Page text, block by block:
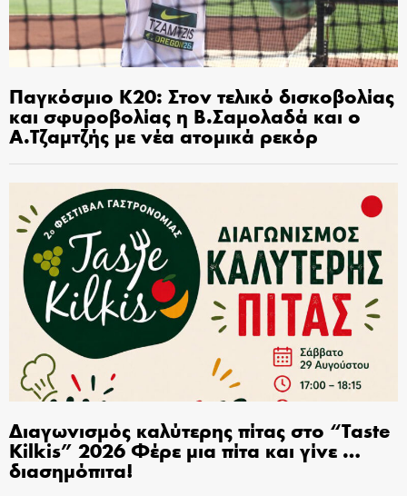
Παγκόσμιο Κ20: Στον τελικό δισκοβολίας
και σφυροβολίας η Β.Σαμολαδά και ο
Α.Τζαμτζής με νέα ατομικά ρεκόρ
Διαγωνισμός καλύτερης πίτας στο “Taste
Kilkis” 2026 Φέρε μια πίτα και γίνε …
διασημόπιτα!